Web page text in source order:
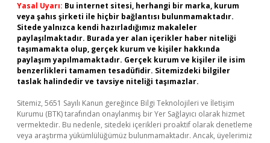
Yasal Uyarı: Bu internet sitesi, herhangi bir marka, kurum
veya şahıs şirketi ile hiçbir bağlantısı bulunmamaktadır.
Sitede yalnızca kendi hazırladığımız makaleler
paylaşılmaktadır. Burada yer alan içerikler haber niteliği
taşımamakta olup, gerçek kurum ve kişiler hakkında
paylaşım yapılmamaktadır. Gerçek kurum ve kişiler ile isim
benzerlikleri tamamen tesadüfidir. Sitemizdeki bilgiler
taslak halindedir ve tavsiye niteliği taşımazlar.
Sitemiz, 5651 Sayılı Kanun gereğince Bilgi Teknolojileri ve İletişim
Kurumu (BTK) tarafından onaylanmış bir Yer Sağlayıcı olarak hizmet
vermektedir. Bu nedenle, sitedeki içerikleri proaktif olarak denetleme
veya araştırma yükümlülüğümüz bulunmamaktadır. Ancak, üyelerimiz